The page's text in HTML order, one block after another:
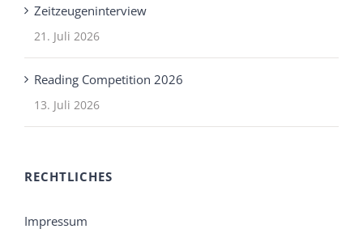
Zeitzeugeninterview
21. Juli 2026
Reading Competition 2026
13. Juli 2026
RECHTLICHES
Impressum